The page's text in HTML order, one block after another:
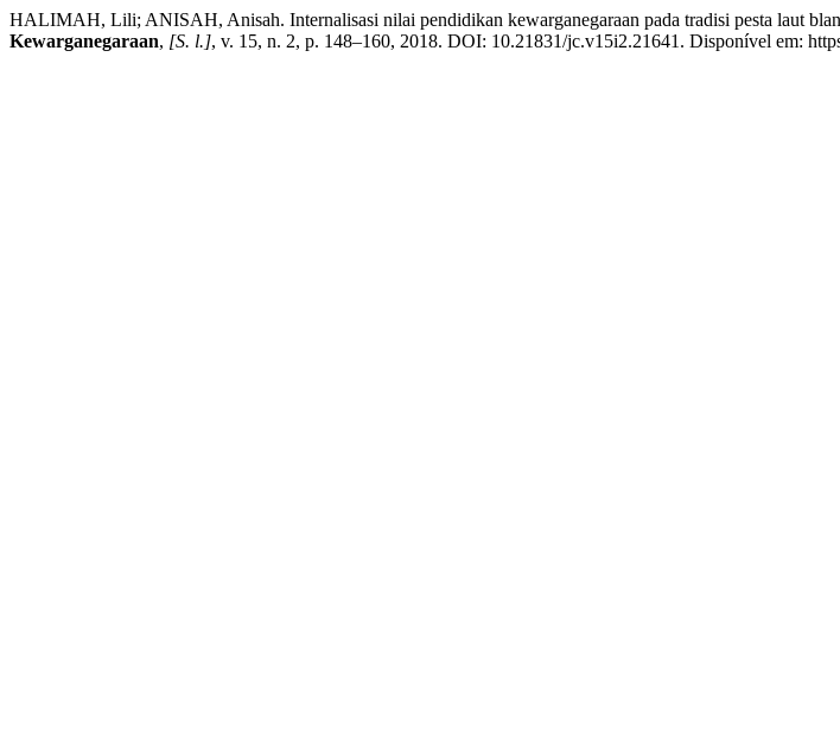
HALIMAH, Lili; ANISAH, Anisah. Internalisasi nilai pendidikan kewarganegaraan pada tradisi pesta laut
Kewarganegaraan, [S. l.], v. 15, n. 2, p. 148–160, 2018. DOI: 10.21831/jc.v15i2.21641. Disponível em: